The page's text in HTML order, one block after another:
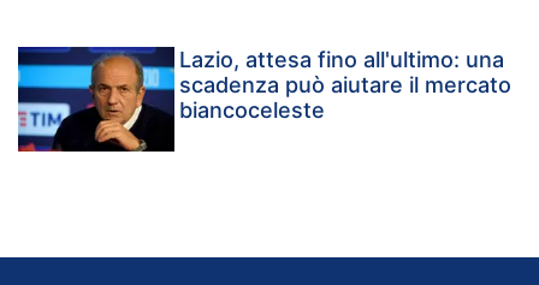
Lazio, attesa fino all'ultimo: una
scadenza può aiutare il mercato
biancoceleste